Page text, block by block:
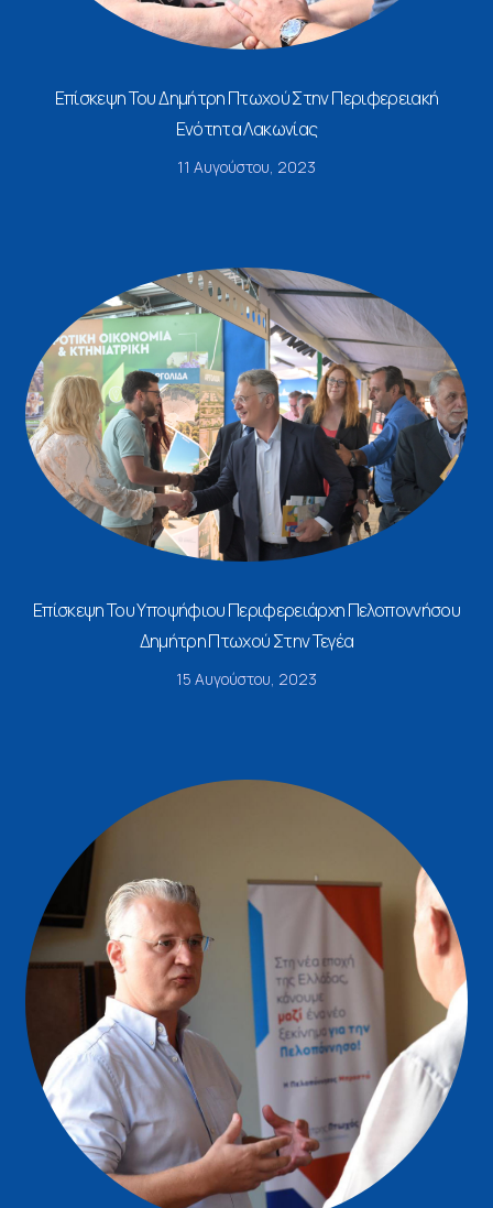
Επίσκεψη Του Δημήτρη Πτωχού Στην Περιφερειακή
Ενότητα Λακωνίας
11 Αυγούστου, 2023
Επίσκεψη Του Υποψήφιου Περιφερειάρχη Πελοποννήσου
Δημήτρη Πτωχού Στην Τεγέα
15 Αυγούστου, 2023